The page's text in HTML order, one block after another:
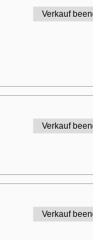
Verkauf
Verkauf
Verkauf